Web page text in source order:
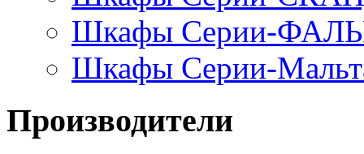
Шкафы Серии-
Шкафы Серии-
Производители